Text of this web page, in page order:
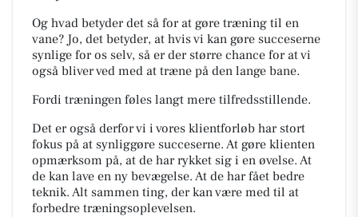
Og hvad betyder det så for at gøre træning til en
vane? Jo, det betyder, at hvis vi kan gøre succeserne
synlige for os selv, så er der større chance for at vi
også bliver ved med at træne på den lange bane.
Fordi træningen føles langt mere tilfredsstillende.
Det er også derfor vi i vores klientforløb har stort
fokus på at synliggøre succeserne. At gøre klienten
opmærksom på, at de har rykket sig i en øvelse. At
de kan lave en ny bevægelse. At de har fået bedre
teknik. Alt sammen ting, der kan være med til at
forbedre træningsoplevelsen.